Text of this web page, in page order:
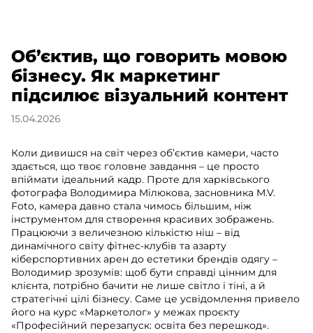
Об’єктив, що говорить мовою
бізнесу. Як маркетинг
підсилює візуальний контент
15.04.2026
Коли дивишся на світ через об’єктив камери, часто
здається, що твоє головне завдання – це просто
впіймати ідеальний кадр. Проте для харківського
фотографа Володимира Мілюкова, засновника M.V.
Foto, камера давно стала чимось більшим, ніж
інструментом для створення красивих зображень.
Працюючи з величезною кількістю ніш – від
динамічного світу фітнес-клубів та азарту
кіберспортивних арен до естетики брендів одягу –
Володимир зрозумів: щоб бути справді цінним для
клієнта, потрібно бачити не лише світло і тіні, а й
стратегічні цілі бізнесу. Саме це усвідомлення привело
його на курс «Маркетолог» у межах проєкту
«Професійний перезапуск: освіта без перешкод».